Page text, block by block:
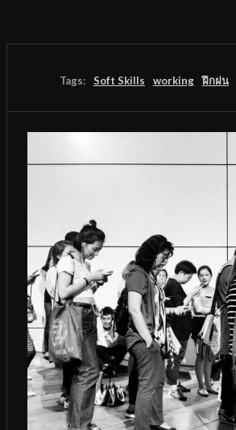
Tags: Soft Skills working ฝึกฝน